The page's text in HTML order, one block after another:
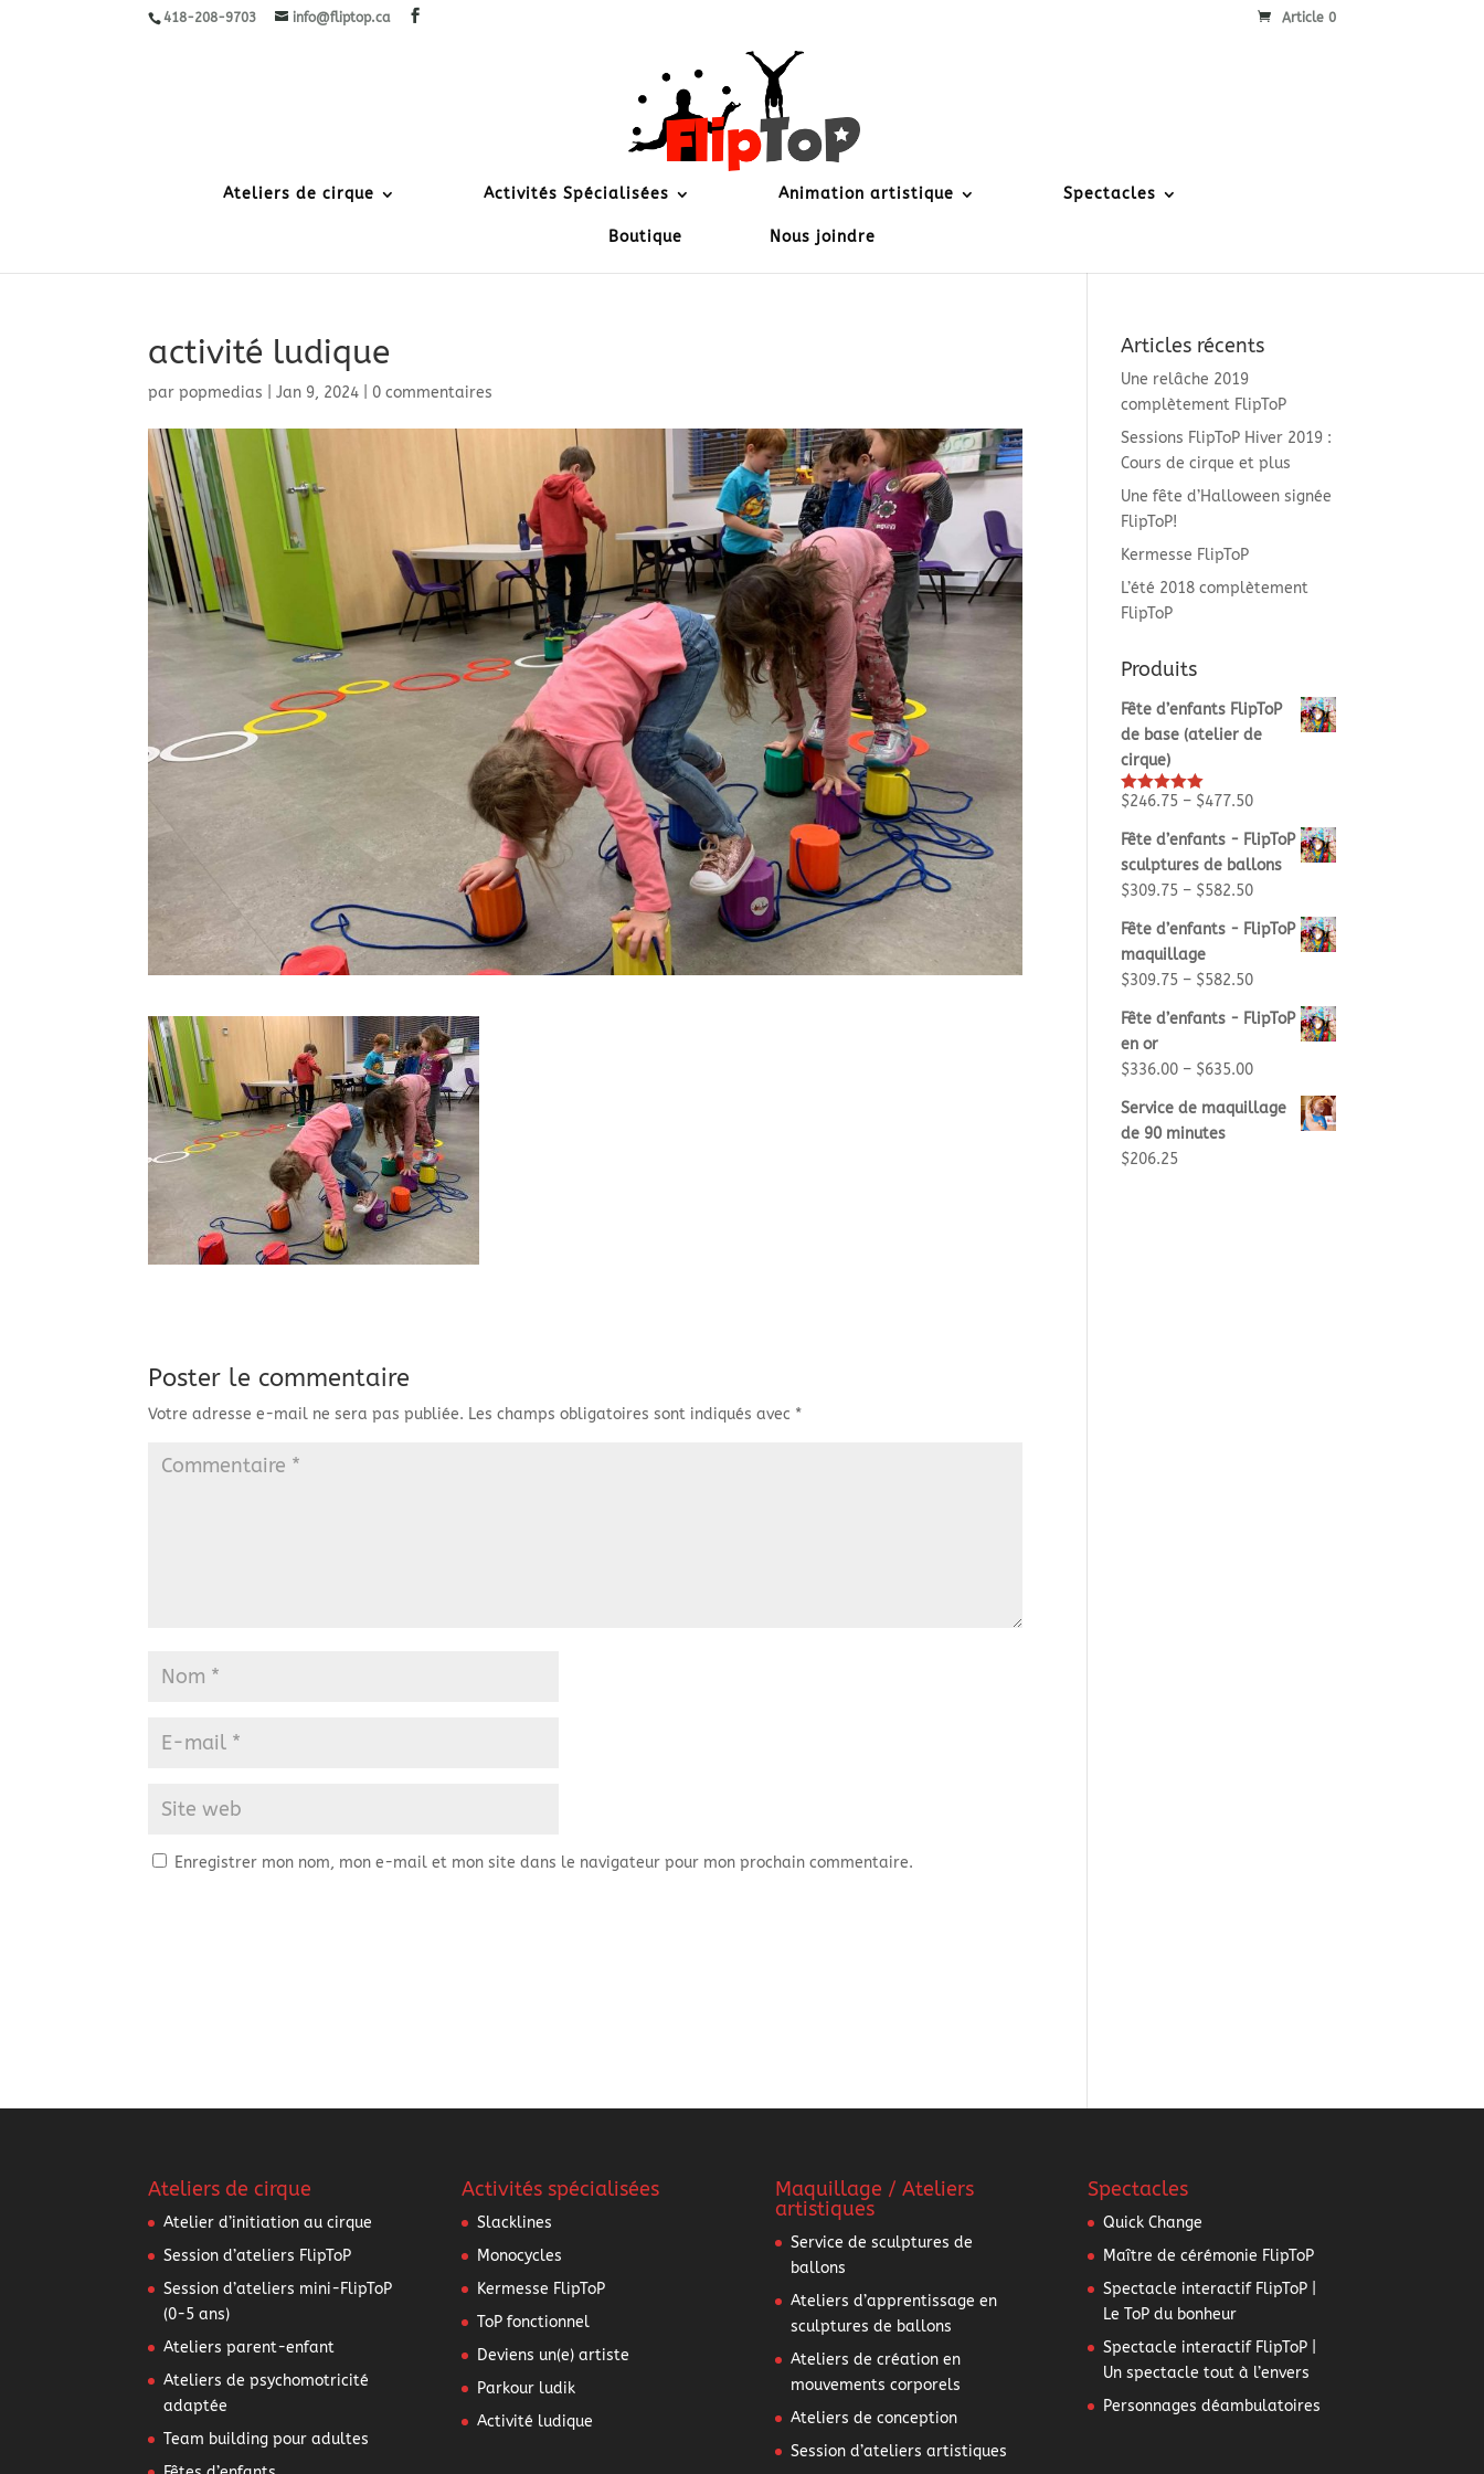
418-208-9703 info@fliptop.ca Article 0
Ateliers de cirque Activités Spécialisées Animation artistique Spectacles
Boutique Nous joindre
activité ludique
parpopmedias |Jan 9, 2024 0 commentaires
Poster le commentaire
Votre adresse e-mail ne sera pas publiée. Les champs obligatoires sont indiqués avec *
Enregistrer mon nom, mon e-mail et mon site dans le navigateur pour mon prochain commentaire.
Articles récents
Une relâche 2019
complètement FlipToP
Sessions FlipToP Hiver 2019 :
Cours de cirque et plus
Une fête d’Halloween signée
FlipToP!
Kermesse FlipToP
L’été 2018 complètement
FlipToP
Produits
Fête d’enfants FlipToP
de base (atelier de
cirque)
Rated 5.00
$246.75 – $477.50
Fête d’enfants - FlipToP
sculptures de ballons
$309.75 – $582.50
Fête d’enfants - FlipToP
maquillage
$309.75 – $582.50
Fête d’enfants - FlipToP
en or
$336.00 – $635.00
Service de maquillage
de 90 minutes
$206.25
Ateliers de cirque
Atelier d’initiation au cirque
Session d’ateliers FlipToP
Session d’ateliers mini-FlipToP
(0-5 ans)
Ateliers parent-enfant
Ateliers de psychomotricité
adaptée
Team building pour adultes
Activités spécialisées
Slacklines
Monocycles
Kermesse FlipToP
ToP fonctionnel
Deviens un(e) artiste
Parkour ludik
Activité ludique
Maquillage / Ateliers
artistiques
Service de sculptures de
ballons
Ateliers d’apprentissage en
sculptures de ballons
Ateliers de création en
mouvements corporels
Ateliers de conception
Session d’ateliers artistiques
Spectacles
Quick Change
Maître de cérémonie FlipToP
Spectacle interactif FlipToP |
Le ToP du bonheur
Spectacle interactif FlipToP |
Un spectacle tout à l’envers
Personnages déambulatoires